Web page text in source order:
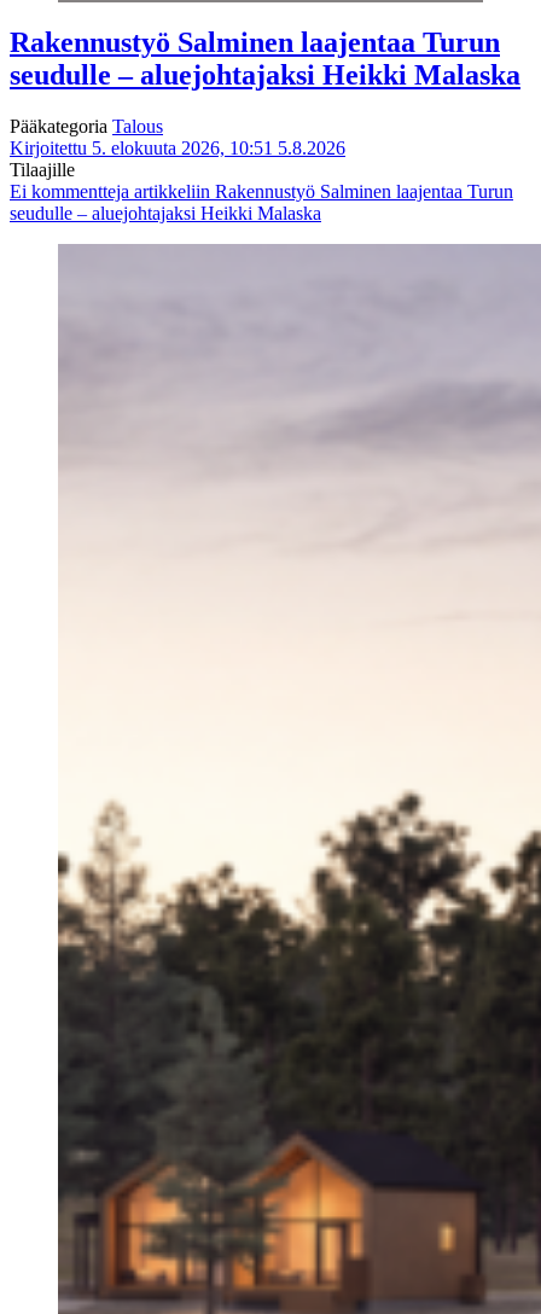
Rakennustyö Salminen laajentaa Turun
seudulle – aluejohtajaksi Heikki Malaska
Pääkategoria Talous
Kirjoitettu 5. elokuuta 2026, 10:51 5.8.2026
Tilaajille
Ei kommentteja artikkeliin Rakennustyö Salminen laajentaa Turun
seudulle – aluejohtajaksi Heikki Malaska